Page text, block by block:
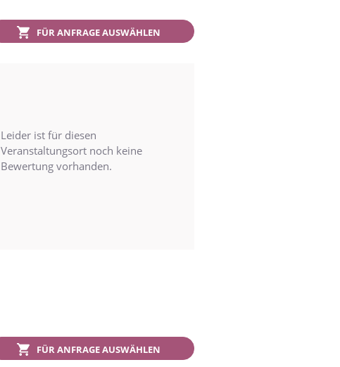
FÜR ANFRAGE AUSWÄHLEN
Leider ist für diesen
Veranstaltungsort noch keine
Bewertung vorhanden.
FÜR ANFRAGE AUSWÄHLEN